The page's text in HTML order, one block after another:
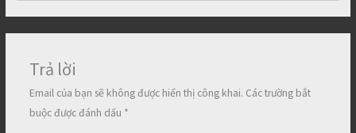
Trả lời
Email của bạn sẽ không được hiển thị công khai. Các trường bắt
buộc được đánh dấu *